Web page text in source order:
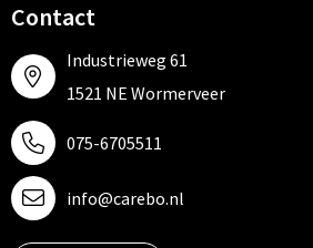
Contact
Industrieweg 61
1521 NE Wormerveer
075-6705511
info@carebo.nl